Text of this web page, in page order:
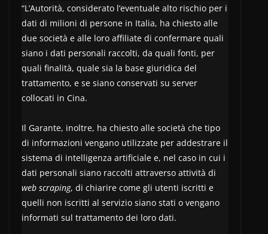
“L’Autorità, considerato l’eventuale alto rischio per i
dati di milioni di persone in Italia, ha chiesto alle
due società e alle loro affiliate di confermare quali
siano i dati personali raccolti, da quali fonti, per
quali finalità, quale sia la base giuridica del
trattamento, e se siano conservati su server
collocati in Cina.
Il Garante, inoltre, ha chiesto alle società che tipo
di informazioni vengano utilizzate per addestrare il
sistema di intelligenza artificiale e, nel caso in cui i
dati personali siano raccolti attraverso attività di
web scraping, di chiarire come gli utenti iscritti e
quelli non iscritti al servizio siano stati o vengano
informati sul trattamento dei loro dati.